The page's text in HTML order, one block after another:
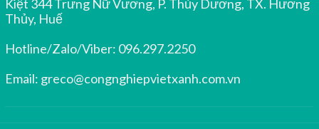
Kiệt 344 Trưng Nữ Vương, P. Thủy Dương, TX. Hương
Thủy, Huế
Hotline/Zalo/Viber: 096.297.2250
Email: greco@congnghiepvietxanh.com.vn